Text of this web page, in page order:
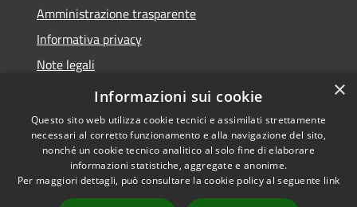
Amministrazione trasparente
Informativa privacy
Note legali
Dichiarazione di accessibilità
Accessibilità
Copyright © 2026 • Comune di
Olmo al Brembo • Powered by
×
Informazioni sui cookie
Questo sito web utilizza cookie tecnici e assimilati strettamente
necessari al corretto funzionamento e alla navigazione del sito,
nonché un cookie tecnico analitico al solo fine di elaborare
informazioni statistiche, aggregate e anonime.
Per maggiori dettagli, può consultare la cookie policy al seguente link